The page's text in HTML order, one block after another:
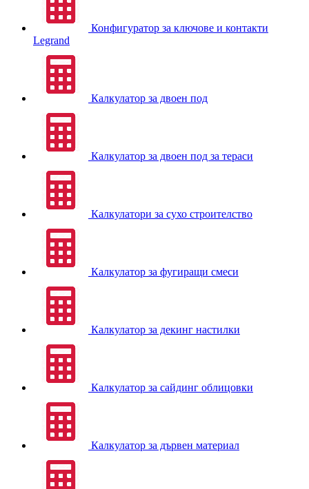
Конфигуратор за ключове и контакти
Legrand
Калкулатор за двоен под
Калкулатор за двоен под за тераси
Калкулатори за сухо строителство
Калкулатор за фугиращи смеси
Калкулатор за декинг настилки
Калкулатор за сайдинг облицовки
Калкулатор за дървен материал